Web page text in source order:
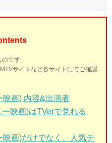
です。
サイトなど各サイトにてご確認
映画) 内容&出演者
映画)はTVerで見れる
画)だけでなく、人気テ